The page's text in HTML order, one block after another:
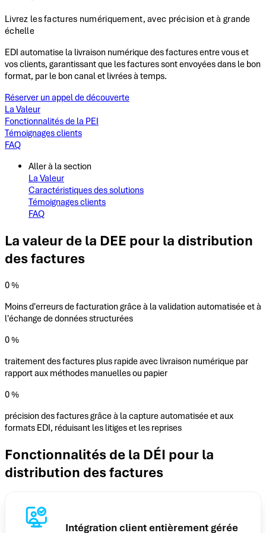
Livrez les factures numériquement, avec précision et à grande
échelle
EDI automatise la livraison numérique des factures entre vous et
vos clients, garantissant que les factures sont envoyées dans le bon
format, par le bon canal et livrées à temps.
Réserver un appel de découverte
La Valeur
Fonctionnalités de la PEI
Témoignages clients
FAQ
Aller à la section
La Valeur
Caractéristiques des solutions
Témoignages clients
FAQ
La valeur de la DEE pour la distribution
des factures
0%
Moins d'erreurs de facturation grâce à la validation automatisée et à
l'échange de données structurées
0%
traitement des factures plus rapide avec livraison numérique par
rapport aux méthodes manuelles ou papier
0%
précision des factures grâce à la capture automatisée et aux
formats EDI, réduisant les litiges et les reprises
Fonctionnalités de la DÉI pour la
distribution des factures
Intégration client entièrement gérée